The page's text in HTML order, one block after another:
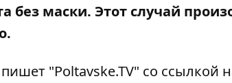
без маски. Этот случай
"Poltavske.TV" со ссылкой